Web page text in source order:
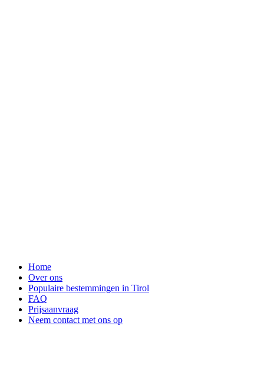
Home
Over ons
Populaire bestemmingen in Tirol
FAQ
Prijsaanvraag
Neem contact met ons op